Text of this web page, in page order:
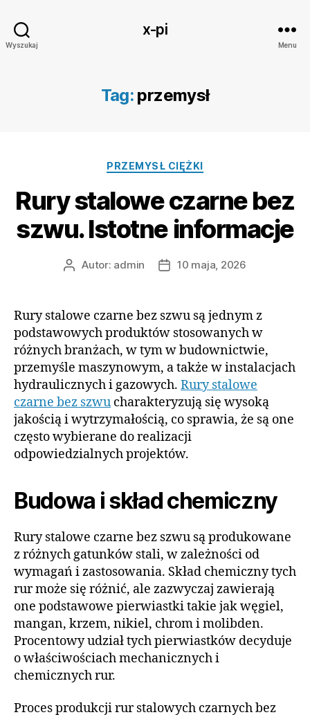
Wyszukaj
x-pi
Menu
Tag: przemysł
Kategorie
PRZEMYSŁ CIĘŻKI
Rury stalowe czarne bez
szwu. Istotne informacje
AutorAutor: admin
Data10 maja, 2026
Rury stalowe czarne bez szwu są jednym z
podstawowych produktów stosowanych w
różnych branżach, w tym w budownictwie,
przemyśle maszynowym, a także w instalacjach
hydraulicznych i gazowych. Rury stalowe
czarne bez szwu charakteryzują się wysoką
jakością i wytrzymałością, co sprawia, że są one
często wybierane do realizacji
odpowiedzialnych projektów.
Budowa i skład chemiczny
Rury stalowe czarne bez szwu są produkowane
z różnych gatunków stali, w zależności od
wymagań i zastosowania. Skład chemiczny tych
rur może się różnić, ale zazwyczaj zawierają
one podstawowe pierwiastki takie jak węgiel,
mangan, krzem, nikiel, chrom i molibden.
Procentowy udział tych pierwiastków decyduje
o właściwościach mechanicznych i
chemicznych rur.
Proces produkcji rur stalowych czarnych bez